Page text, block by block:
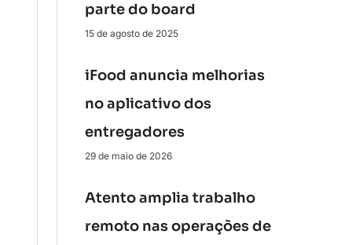
parte do board
15 de agosto de 2025
iFood anuncia melhorias
no aplicativo dos
entregadores
29 de maio de 2026
Atento amplia trabalho
remoto nas operações de